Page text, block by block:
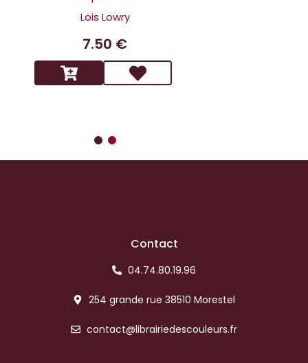
Lois Lowry
7.50 €
Contact
04.74.80.19.96
254 grande rue 38510 Morestel
contact@librairiedescouleurs.fr